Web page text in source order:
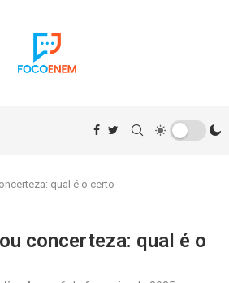
qual é o certo
concerteza: qual é o